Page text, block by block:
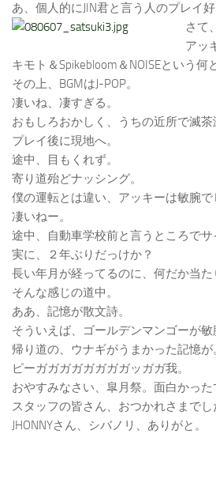
あ、個人的にJIN君と言う人のプレイ好
さて
アッ
キモト＆Spikebloom＆NOISEという何
その上、BGMはJ-POP。
凄いね、凄すぎる。
おもしろおかしく、うちの近所で滅
プレイ後に現地へ。
途中、目もくれず。
寄り道殆どナッシング。
僕の運転とは違い、アッキーは敏腕で
凄いねー。
途中、自動車学校前と言うところでサ
実に、２年ぶりだっけか？
長い年月が経ってるのに、何だか当た
そんな感じの道中。
ああ、記憶が散文詩。
そういえば、ゴールデンマンゴーが敏
帰り道の、ウナギがうまかった記憶が
ピーガガガガガガガガッガガ我。
おやすみなさい、皐月祭。面白かった
スタッフの皆さん、おつかれさまでし
JHONNYさん、シバノリ、ありがと。